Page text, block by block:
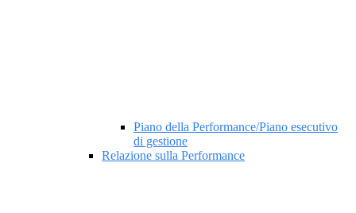
Piano della Performance/Piano esecutivo
di gestione
Relazione sulla Performance